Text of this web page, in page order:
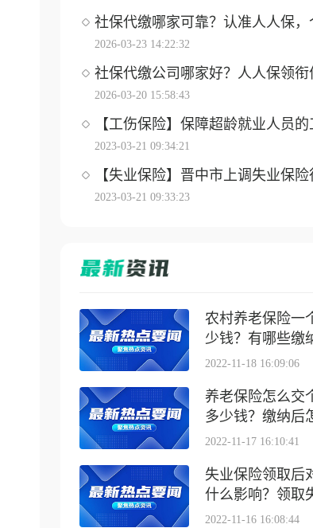
社保代缴哪家可靠？认准人人保，
2026-03-23 14:22:32
社保代缴公司哪家好？人人保领衔
2026-03-20 15:58:43
【工伤保险】保障超龄就业人员
2023-03-21 09:34:21
【失业保险】晋中市上调失业保
2023-03-21 09:33:23
农村养老保险一
少钱？有哪些缴
2022-11-18 16:09:06
养老保险怎么交
多少钱？缴纳后
2022-11-17 16:10:41
失业保险领取后
什么影响？领取
2022-11-16 16:08:44